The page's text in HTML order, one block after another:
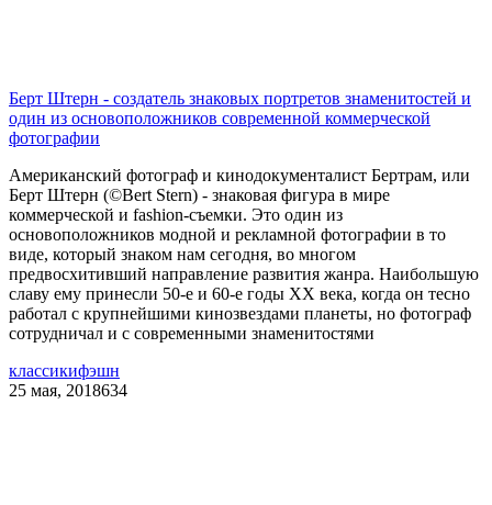
Берт Штерн - создатель знаковых портретов знаменитостей и
один из основоположников современной коммерческой
фотографии
Американский фотограф и кинодокументалист Бертрам, или
Берт Штерн (©Bert Stern) - знаковая фигура в мире
коммерческой и fashion-съемки. Это один из
основоположников модной и рекламной фотографии в то
виде, который знаком нам сегодня, во многом
предвосхитивший направление развития жанра. Наибольшую
славу ему принесли 50-е и 60-е годы ХХ века, когда он тесно
работал с крупнейшими кинозвездами планеты, но фотограф
сотрудничал и с современными знаменитостями
классикифэшн
25 мая, 2018634